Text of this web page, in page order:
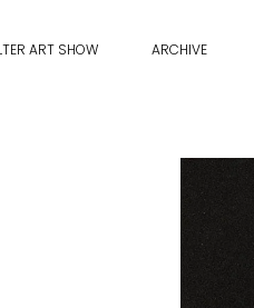
ART SHOW ARCHIVE